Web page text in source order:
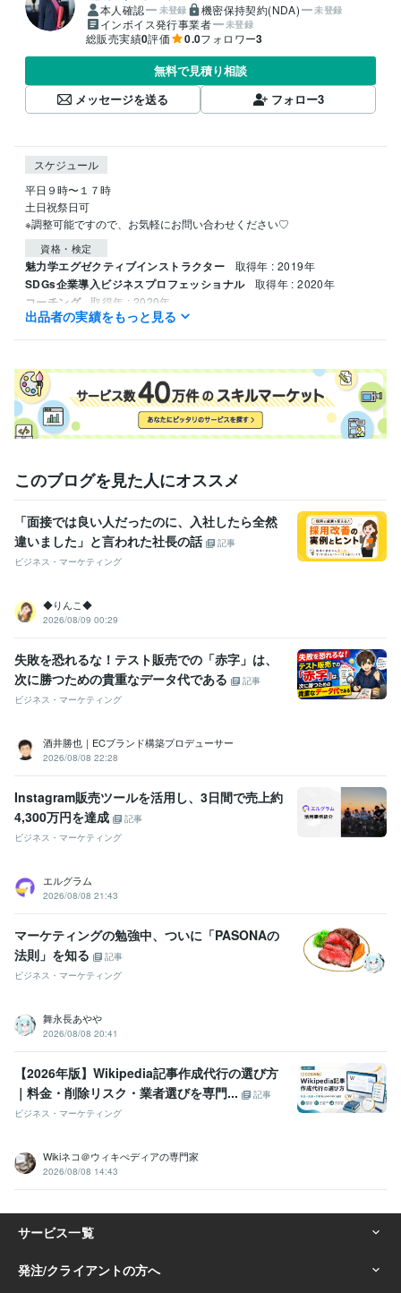
本人確認 未登録 機密保持契約(NDA) 未登録
インボイス発行事業者 未登録
総販売実績0評価 0.0フォロワー3
無料で見積り相談
メッセージを送る
フォロー3
スケジュール
平日９時〜１７時
土日祝祭日可
※調整可能ですので、お気軽にお問い合わせください♡
資格・検定
魅力学エグゼクティブインストラクター 取得年 : 2019年
SDGs企業導入ビジネスプロフェッショナル 取得年 : 2020年
コーチング 取得年 : 2020年
バッチフラワーレメディカウンセリング
出品者の実績をもっと見る
このブログを見た人にオススメ
「面接では良い人だったのに、入社したら全然
違いました」と言われた社長の話
記事
ビジネス・マーケティング
◆りんこ◆
2026/08/09 00:29
失敗を恐れるな！テスト販売での「赤字」は、
次に勝つための貴重なデータ代である
記事
ビジネス・マーケティング
酒井勝也｜ECブランド構築プロデューサー
2026/08/08 22:28
Instagram販売ツールを活用し、3日間で売上約
4,300万円を達成
記事
ビジネス・マーケティング
エルグラム
2026/08/08 21:43
マーケティングの勉強中、ついに「PASONAの
法則」を知る
記事
ビジネス・マーケティング
舞永長あやや
2026/08/08 20:41
【2026年版】Wikipedia記事作成代行の選び方
｜料金・削除リスク・業者選びを専門...
記事
ビジネス・マーケティング
Wikiネコ＠ウィキぺディアの専門家
2026/08/08 14:43